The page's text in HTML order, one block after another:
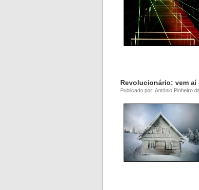
Revolucionário: vem
Publicado por: António Pinheiro